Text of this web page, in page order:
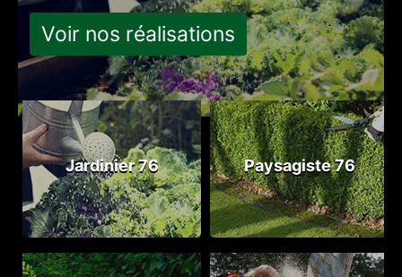
Voir nos réalisations
Jardinier 76 Paysagiste 76